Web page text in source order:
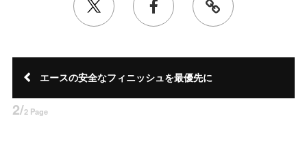
エースの安全なフィニッシュを最優先に
2/2 Page